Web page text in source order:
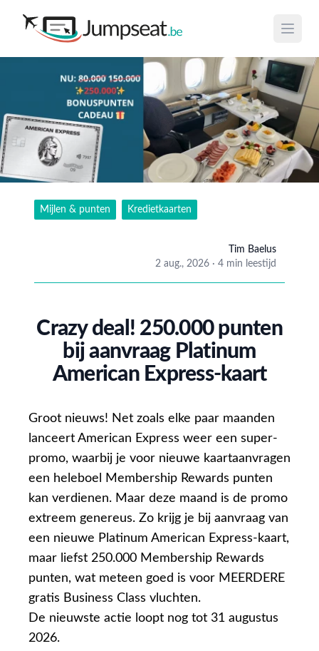
Open
Mijlen & punten Kredietkaarten
Tim Baelus
2 aug., 2026 · 4 min leestijd
Crazy deal! 250.000 punten
bij aanvraag Platinum
American Express-kaart
Groot nieuws! Net zoals elke paar maanden
lanceert American Express weer een super-
promo, waarbij je voor nieuwe kaartaanvragen
een heleboel Membership Rewards punten
kan verdienen. Maar deze maand is de promo
extreem genereus. Zo krijg je bij aanvraag van
een nieuwe Platinum American Express-kaart,
maar liefst 250.000 Membership Rewards
punten, wat meteen goed is voor MEERDERE
gratis Business Class vluchten.
De nieuwste actie loopt nog tot 31 augustus
2026.